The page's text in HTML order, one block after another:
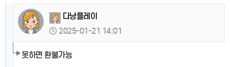
다낭플레이
2025-01-21 14:01
못하면 환불가능